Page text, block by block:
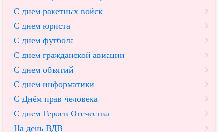
С днем ракетных войск
С днем юриста
С днем футбола
С днем гражданской авиации
С днем объятий
С днем информатики
С Днём прав человека
С днем Героев Отечества
На день ВДВ